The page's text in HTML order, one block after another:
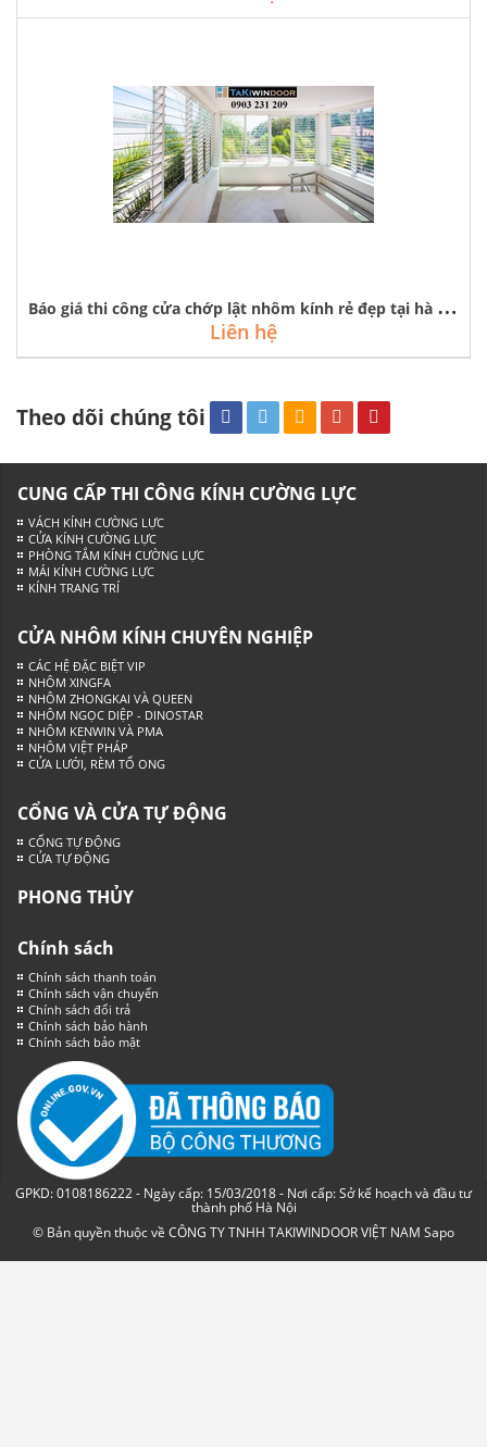
B
áo giá thi công cửa chớp lật nhôm kính rẻ đẹp tại hà nội
Liên hệ
Theo dõi chúng tôi
CUNG CẤP THI CÔNG KÍNH CƯỜNG LỰC
VÁCH KÍNH CƯỜNG LỰC
CỬA KÍNH CƯỜNG LỰC
PHÒNG TẮM KÍNH CƯỜNG LỰC
MÁI KÍNH CƯỜNG LỰC
KÍNH TRANG TRÍ
CỬA NHÔM KÍNH CHUYÊN NGHIỆP
CÁC HỆ ĐẶC BIỆT VIP
NHÔM XINGFA
NHÔM ZHONGKAI VÀ QUEEN
NHÔM NGỌC DIỆP - DINOSTAR
NHÔM KENWIN VÀ PMA
NHÔM VIỆT PHÁP
CỬA LƯỚI, RÈM TỔ ONG
CỔNG VÀ CỬA TỰ ĐỘNG
CỔNG TỰ ĐỘNG
CỬA TỰ ĐỘNG
PHONG THỦY
Chính sách
Chính sách thanh toán
Chính sách vận chuyển
Chính sách đổi trả
Chính sách bảo hành
Chính sách bảo mật
GPKD: 0108186222 - Ngày cấp: 15/03/2018 - Nơi cấp: Sở kế hoạch và đầu tư
thành phố Hà Nội
© Bản quyền thuộc về CÔNG TY TNHH TAKIWINDOOR VIỆT NAM Sapo